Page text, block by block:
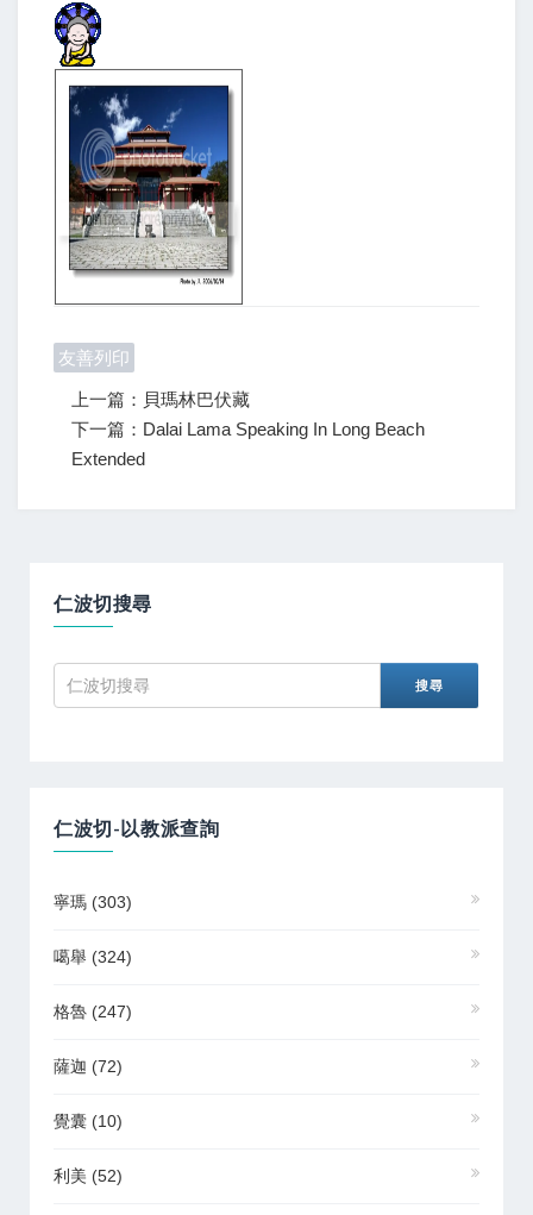
友善列印
上一篇：貝瑪林巴伏藏
下一篇：Dalai Lama Speaking In Long Beach
Extended
仁波切搜尋
仁波切-以教派查詢
寧瑪 (303)
噶舉 (324)
格魯 (247)
薩迦 (72)
覺囊 (10)
利美 (52)